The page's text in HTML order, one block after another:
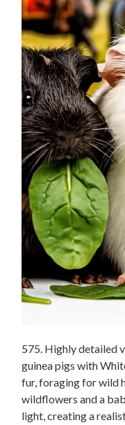
575. Highly detailed
guinea pigs with
fur, foraging for wild
wildflowers and a
light, creating a